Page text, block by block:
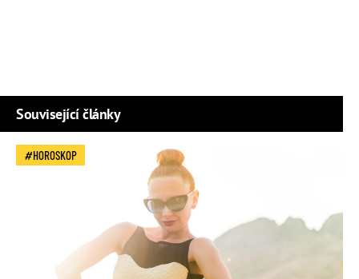
Související články
HOROSKOP